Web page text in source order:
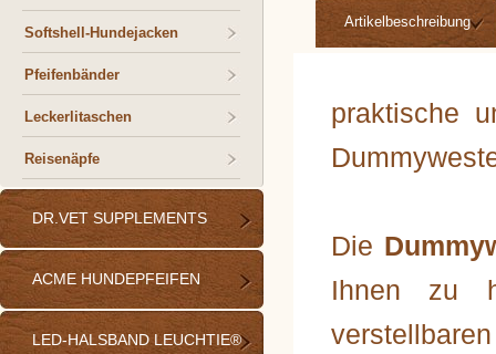
Softshell-Hundejacken
Pfeifenbänder
Leckerlitaschen
Reisenäpfe
DR.VET SUPPLEMENTS
ACME HUNDEPFEIFEN
LED-HALSBAND LEUCHTIE®
Artikelbeschreibung
praktische
Die
Ihnen zu